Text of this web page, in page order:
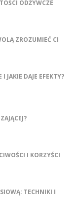
ODŻYWCZE
ZROZUMIEĆ CI
JAKIE DAJE EFEKTY?
I KORZYŚCI
TECHNIKI I